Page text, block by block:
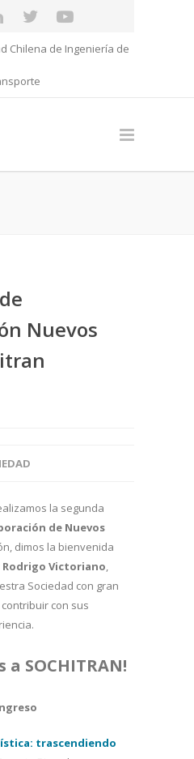
Chilena de Ingeniería de
Nuevos
la segunda
de Nuevos
dimos la bienvenida
Rodrigo Victoriano,
Sociedad con gran
con sus
a SOCHITRAN!
trascendiendo